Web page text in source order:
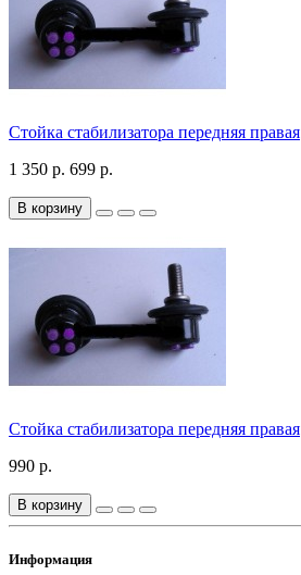
Стойка стабилизатора передняя правая
1 350 р. 699 р.
В корзину
Стойка стабилизатора передняя правая
990 р.
В корзину
Информация